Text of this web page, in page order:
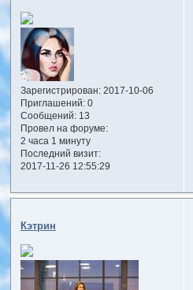
Зарегистрирован: 2017-10-06
Приглашений:0
Сообщений:13
Провел на форуме:
2 часа 1 минуту
Последний визит:
2017-11-26 12:55:29
Кэтрин